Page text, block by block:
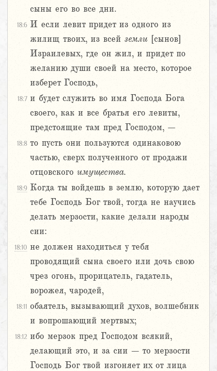
сыны его во все дни.
18:6 И если левит придет из одного из
жилищ твоих, из всей земли [сынов]
Израилевых, где он жил, и придет по
желанию души своей на место, которое
изберет Господь,
18:7 и будет служить во имя Господа Бога
своего, как и все братья его левиты,
предстоящие там пред Господом, –
18:8 то пусть они пользуются одинаковою
частью, сверх полученного от продажи
отцовского имущества.
18:9 Когда ты войдешь в землю, которую дает
тебе Господь Бог твой, тогда не научись
делать мерзости, какие делали народы
сии:
18:10 не должен находиться у тебя
проводящий сына своего или дочь свою
чрез огонь, прорицатель, гадатель,
ворожея, чародей,
18:11 обаятель, вызывающий духов, волшебник
и вопрошающий мертвых;
18:12 ибо мерзок пред Господом всякий,
делающий это, и за сии – то мерзости
Господь Бог твой изгоняет их от лица